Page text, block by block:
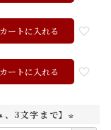
カートに入れる
カートに入れる
3文字まで】